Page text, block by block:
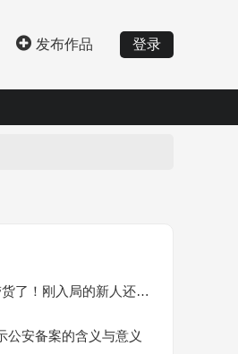
发布作品 登录
注意！视频号不能0粉带货了！刚入局的新人还能有机会吗？
公安备案的含义与意义